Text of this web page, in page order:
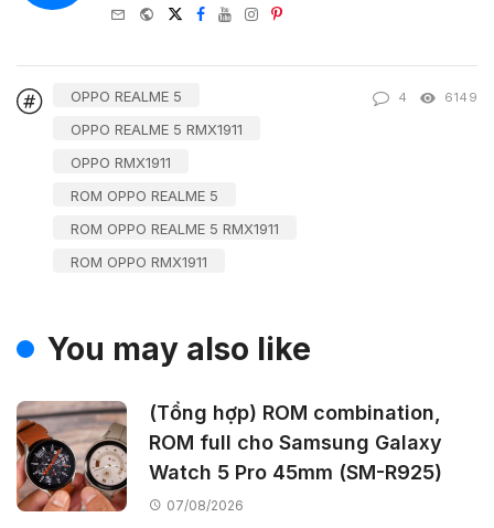
e-
WebsiteTwitter
Facebook
YoutubeInstagram
Pinterest
OPPO REALME 5
OPPO REALME 5 RMX1911
OPPO RMX1911
ROM OPPO REALME 5
ROM OPPO REALME 5 RMX1911
ROM OPPO RMX1911
4 6149
You may also like
(Tổng hợp) ROM combination,
ROM full cho Samsung Galaxy
Watch 5 Pro 45mm (SM-R925)
07/08/2026